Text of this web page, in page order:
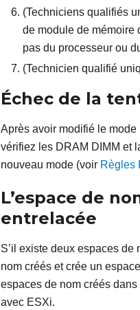
(Techniciens qualifiés
de module de mémoire
pas du processeur ou
(Technicien qualifié
Échec de la
Après avoir modifié le
vérifiez les DRAM DIMM et
nouveau mode (voir Règles
L’espace de
entrelacée
S’il existe deux espaces
nom créés et crée un
espaces de nom créés
avec ESXi.